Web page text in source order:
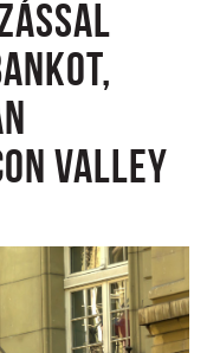
Valley